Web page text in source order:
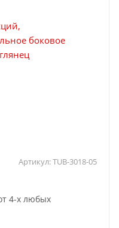
Артикул:TUB-3018-05
4-х любых